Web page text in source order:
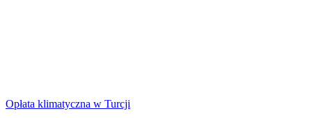
Opłata klimatyczna w Turcji